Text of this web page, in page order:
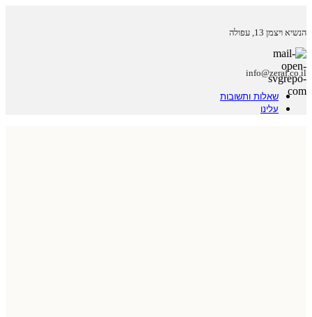
הנשיא ויצמן 13, עפולה
info@zeraf.co.il
שאלות ותשובות
עלינו